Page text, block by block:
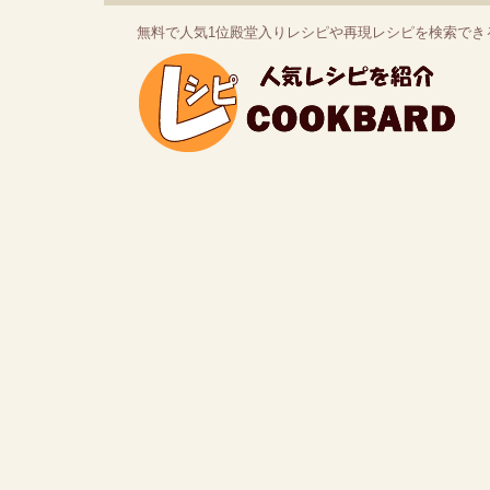
無料で人気1位殿堂入りレシピや再現レシピを検索でき